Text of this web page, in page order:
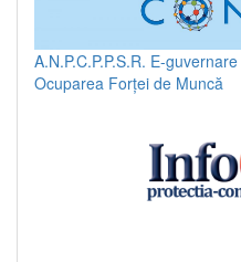
A.N.P.C.P.P.S.R. E-guvernare
Ocuparea Forței de Muncă